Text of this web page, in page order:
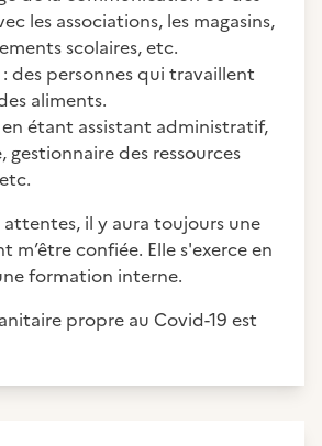
les associations, les magasins,
scolaires, etc.
des personnes qui travaillent
aliments.
en étant assistant administratif,
des ressources
attentes, il y aura toujours une
m’être confiée. Elle s'exerce en
formation interne.
propre au Covid-19 est